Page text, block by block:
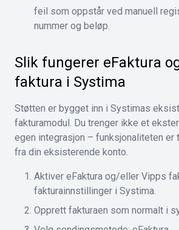
feil som oppstår ved manuell
nummer og beløp.
Slik fungerer eFaktura
faktura i Systima
Støtten er bygget inn i Systimas
fakturamodul. Du trenger ikke et
egen integrasjon – funksjonaliteten er
fra din eksisterende konto.
Aktiver eFaktura og/eller Vipps
fakturainnstillinger i Systima.
Opprett fakturaen som normalt i